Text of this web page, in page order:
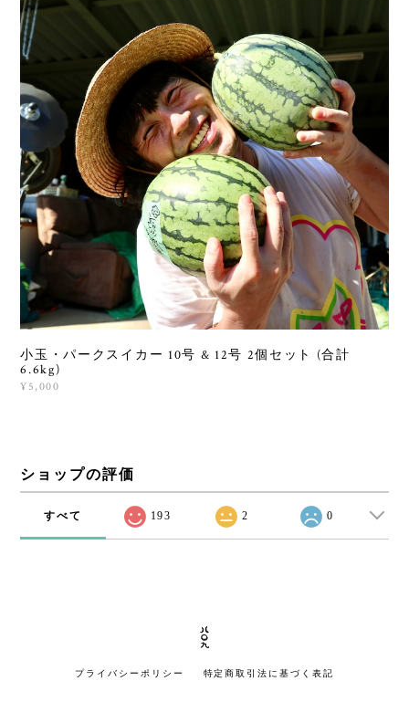
小玉・パークスイカー 10号 & 12号 2個セット (合計
6.6kg)
¥5,000
ショップの評価
すべて 193 2 0
プライバシーポリシー 特定商取引法に基づく表記